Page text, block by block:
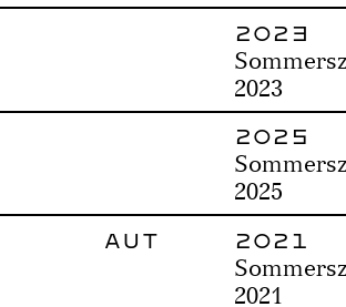
2023
2023
2025
2025
AUT 2021
2021